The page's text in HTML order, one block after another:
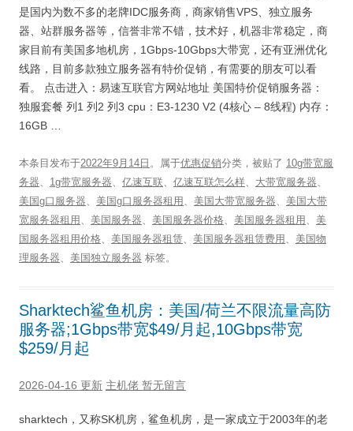
是国内为数不多的老牌IDC服务商，商家销售VPS、独立服务
器、站群服务器等，信誉非常不错，技术好，机器非常稳定，商
家目前有美国多地机房，1Gbps-10Gbps大带宽，还有亚洲优化
线路，目前多款独立服务器有特价促销，有需要的朋友可以看
看。 点击进入：易速互联官方网站地址 美国特价促销服务器：
独服套餐 列1 列2 列3 cpu：E3-1230 V2 (4核心 – 8线程) 内存：
16GB …
本条目发布于2022年9月14日 。属于优惠促销分类，被贴了 10g带宽服
务器、 1g带宽服务器、 亿速互联、 亿速互联怎么样、 大带宽服务器、
美国g口服务器、 美国g口服务器租用 、 美国大带宽服务器、 美国大带
宽服务器租用 、 美国服务器、 美国服务器价格、 美国服务器租用 、 美
国服务器租用价格、 美国服务器租赁、 美国服务器租赁费用 、 美国物
理服务器、 美国独立服务器 标签。
Sharktech鲨鱼机房：美国/荷兰不限流量高防
服务器;1Gbps带宽$49/月起,10Gbps带宽
$259/月起
2026-04-16 更新 主机佬 暂无留言
sharktech，又称SK机房，鲨鱼机房，是一家成立于2003年的老